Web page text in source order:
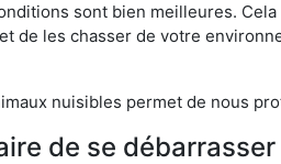
sont bien meilleures.
de les chasser de votre
nuisibles permet de nous
de se